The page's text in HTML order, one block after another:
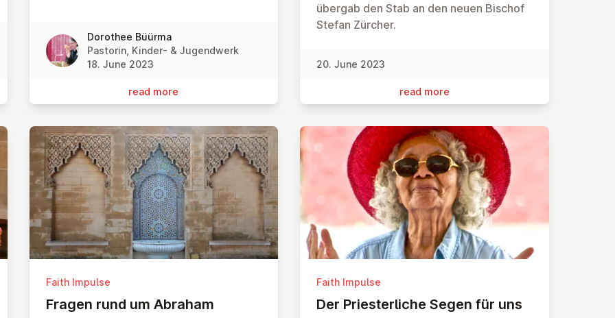
Dorothee Büürma
Pastorin, Kinder- & Jugendwerk
18. June 2023
read more
übergab den Stab an den neuen Bischof
Stefan Zürcher.
20. June 2023
read more
Faith Impulse
Fragen rund um Abraham
Faith Impulse
Der Priester­liche Segen für uns